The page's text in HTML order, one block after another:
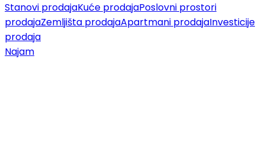
Stanovi prodajaKuće prodajaPoslovni prostori
prodajaZemljišta prodajaApartmani prodajaInvesticije
prodaja
Najam